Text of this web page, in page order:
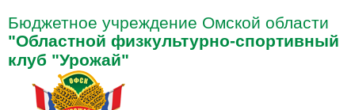
Бюджетное учреждение Омской области
"Областной физкультурно-спортивный
клуб "Урожай"